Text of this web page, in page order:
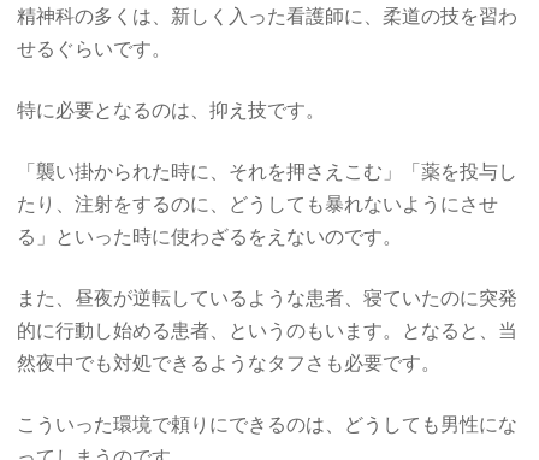
精神科の多くは、新しく入った看護師に、柔道の技を習わ
せるぐらいです。
特に必要となるのは、抑え技です。
「襲い掛かられた時に、それを押さえこむ」「薬を投与し
たり、注射をするのに、どうしても暴れないようにさせ
る」といった時に使わざるをえないのです。
また、昼夜が逆転しているような患者、寝ていたのに突発
的に行動し始める患者、というのもいます。となると、当
然夜中でも対処できるようなタフさも必要です。
こういった環境で頼りにできるのは、どうしても男性にな